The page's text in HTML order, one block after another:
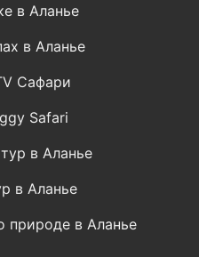
в Аланье
в Аланье
Сафари
Safari
в Аланье
в Аланье
природе в Аланье